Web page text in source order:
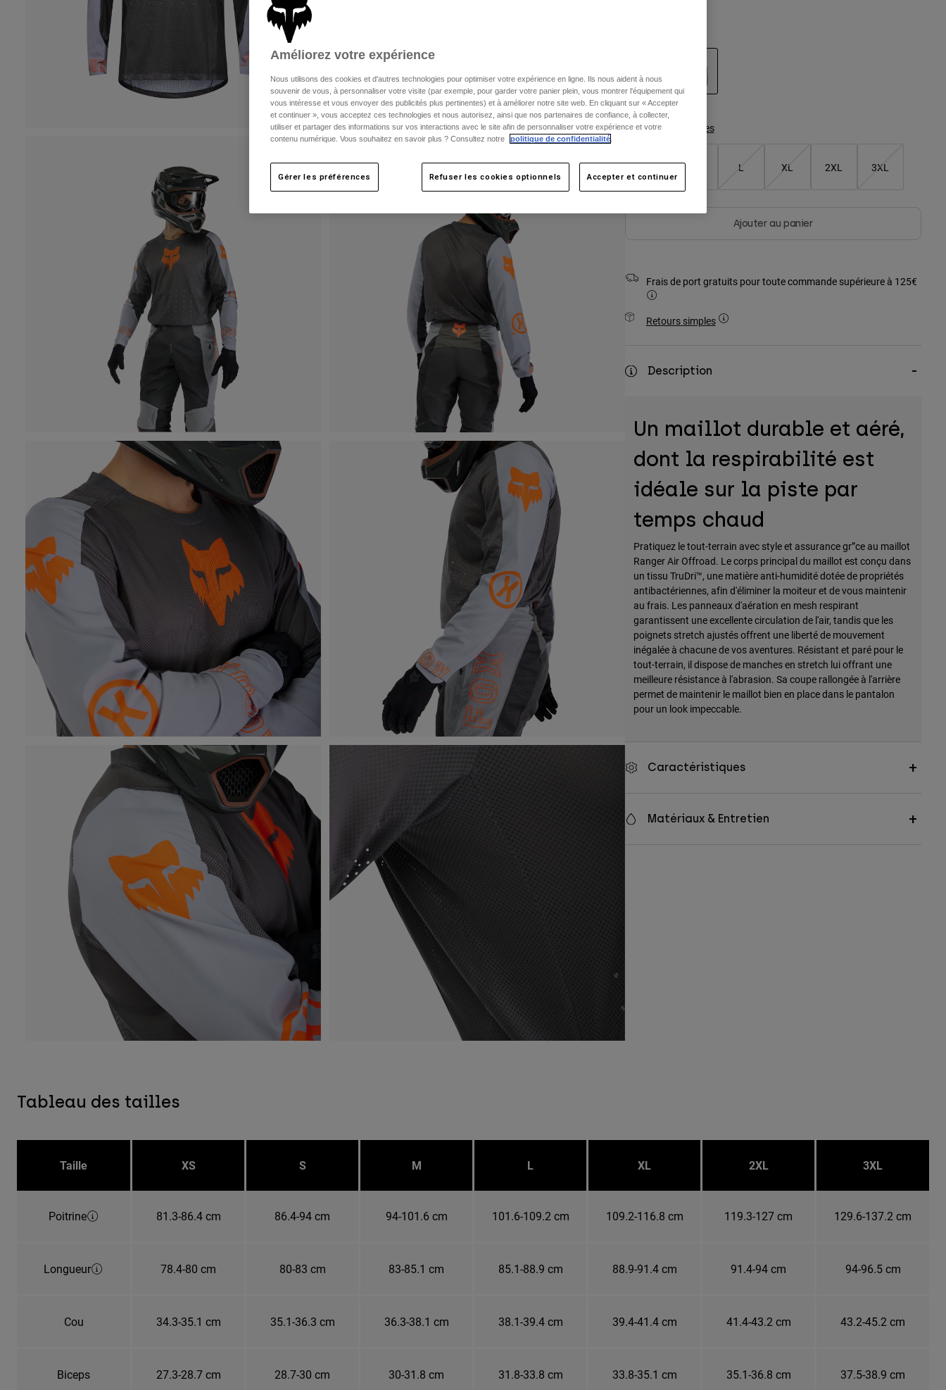
Tableau des tailles
S L XL 2XL 3XL
Ajouter au panier
Frais de port gratuits pour toute commande supérieure à 125€
Retours simples
Description
Un maillot durable et aéré,
dont la respirabilité est
idéale sur la piste par
temps chaud
Pratiquez le tout-terrain avec style et assurance gr”ce au maillot
Ranger Air Offroad. Le corps principal du maillot est conçu dans
un tissu TruDri™, une matière anti-humidité dotée de propriétés
antibactériennes, afin d'éliminer la moiteur et de vous maintenir
au frais. Les panneaux d'aération en mesh respirant
garantissent une excellente circulation de l'air, tandis que les
poignets stretch ajustés offrent une liberté de mouvement
inégalée à chacune de vos aventures. Résistant et paré pour le
tout-terrain, il dispose de manches en stretch lui offrant une
meilleure résistance à l'abrasion. Sa coupe rallongée à l'arrière
permet de maintenir le maillot bien en place dans le pantalon
pour un look impeccable.
Caractéristiques
Matériaux & Entretien
Tableau des tailles
Taille XS S M L XL 2XL 3XL
Poitrine 81.3-86.4 cm 86.4-94 cm 94-101.6 cm 101.6-109.2 cm 109.2-116.8 cm 119.3-127 cm 129.6-137.2 cm
Longueur 78.4-80 cm 80-83 cm 83-85.1 cm 85.1-88.9 cm 88.9-91.4 cm 91.4-94 cm 94-96.5 cm
Cou 34.3-35.1 cm 35.1-36.3 cm 36.3-38.1 cm 38.1-39.4 cm 39.4-41.4 cm 41.4-43.2 cm 43.2-45.2 cm
Biceps 27.3-28.7 cm 28.7-30 cm 30-31.8 cm 31.8-33.8 cm 33.8-35.1 cm 35.1-36.8 cm 37.5-38.9 cm
Améliorez votre expérience
Nous utilisons des cookies et d'autres technologies pour optimiser votre expérience en ligne. Ils nous aident à nous
souvenir de vous, à personnaliser votre visite (par exemple, pour garder votre panier plein, vous montrer l'équipement qui
vous intéresse et vous envoyer des publicités plus pertinentes) et à améliorer notre site web. En cliquant sur « Accepter
et continuer », vous acceptez ces technologies et nous autorisez, ainsi que nos partenaires de confiance, à collecter,
utiliser et partager des informations sur vos interactions avec le site afin de personnaliser votre expérience et votre
contenu numérique. Vous souhaitez en savoir plus ? Consultez notre
politique de confidentialité
Gérer les préférences Refuser les cookies optionnels Accepter et continuer